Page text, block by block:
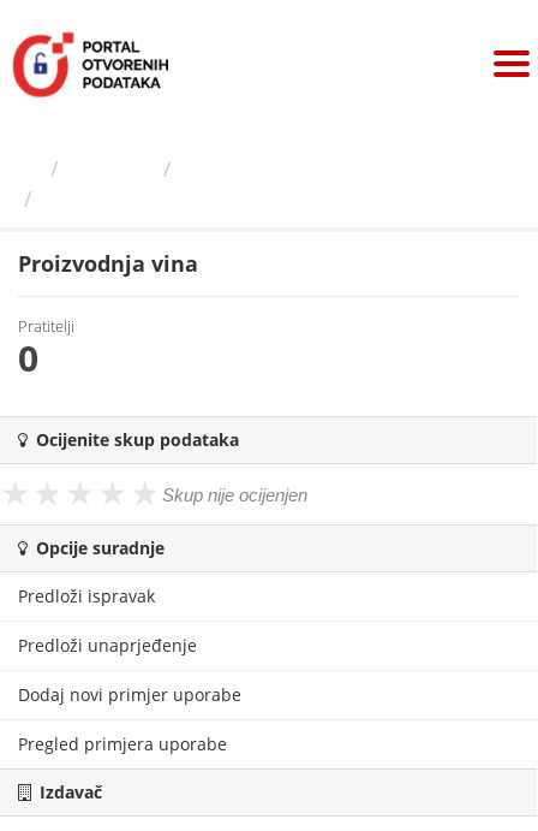
sadržaj
Proizvodnja vina
Pratitelji
0
Ocijenite skup podataka
Opcije suradnje
Predloži ispravak
Predloži unaprjeđenje
Dodaj novi primjer uporabe
Pregled primjera uporabe
Izdavač